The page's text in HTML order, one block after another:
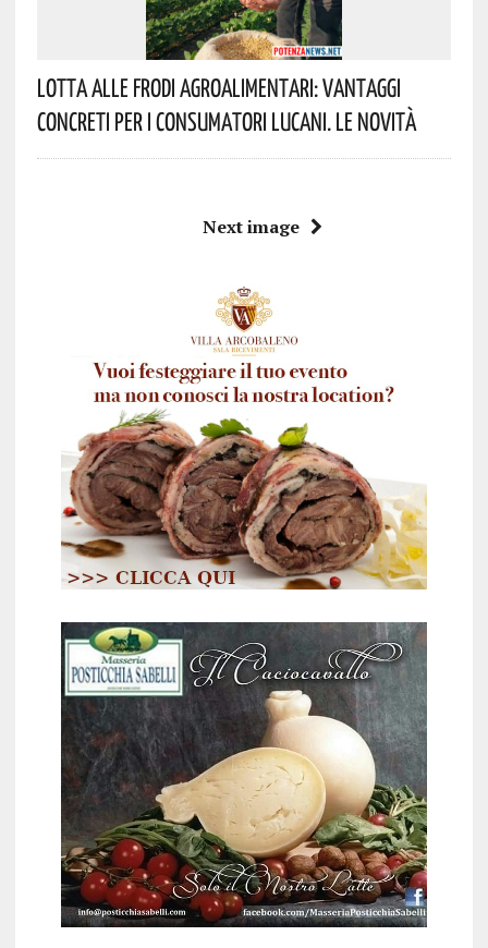
Lotta Alle Frodi Agroalimentari: Vantaggi
Concreti Per I Consumatori Lucani. Le Novità
Next image